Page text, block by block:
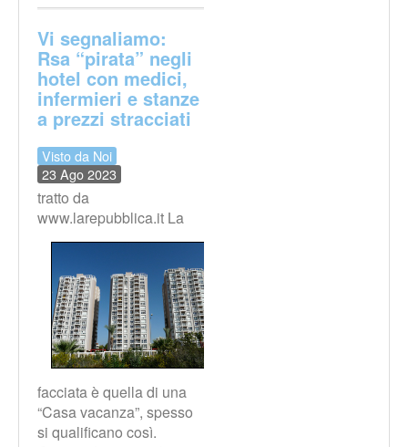
Vi segnaliamo:
Rsa “pirata” negli
hotel con medici,
infermieri e stanze
a prezzi stracciati
Visto da Noi
23 Ago 2023
tratto da
www.larepubblica.it La
facciata è quella di una
“Casa vacanza”, spesso
si qualificano così.